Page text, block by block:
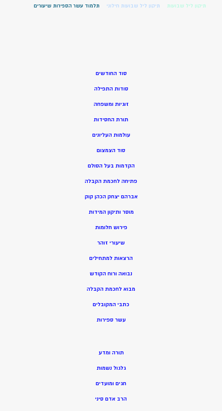
תיקון ליל שבועות תיקון ליל שבועות חילוני תלמוד עשר הספירות שיעורים
סוד החודשים
סודות התפילה
זוגיות ומשפחה
תורת החסידות
עולמות העליונים
סוד הצמצום
הקדמות בעל הסולם
פתיחה לחכמת הקבלה
אברהם יצחק הכהן קוק
מוסר ותיקון המידות
פירוש חלומות
שיעורי זוהר
הרצאות למתחילים
נבואה ורוח הקודש
מבוא לחכמת הקבלה
כתבי המקובלים
עשר ספירות
תורה ומדע
גלגול נשמות
חגים ומועדים
הרב אדם סיני